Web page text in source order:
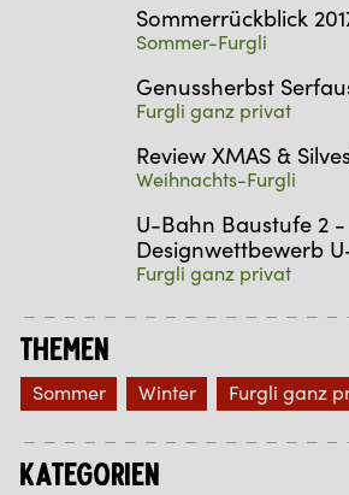
Sommerrückblick
Sommer-Furgli
Genussherbst
Furgli ganz privat
Review XMAS &
Weihnachts-Furgli
U-Bahn Baustufe 2 -
Designwettbewerb
Furgli ganz privat
Themen
Sommer Winter Furgli ganz
Kategorien